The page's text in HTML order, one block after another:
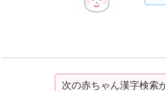
次の赤ちゃん漢字検索